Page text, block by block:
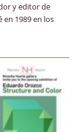
y editor de
en 1989 en los